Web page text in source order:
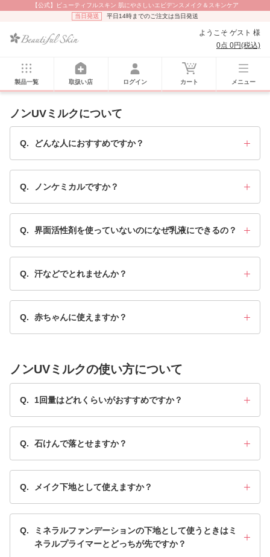
【公式】ビューティフルスキン 肌にやさしいエビデンスメイク＆スキンケア
当日発送
平日14時までのご注文は当日発送
ようこそ ゲスト 様
0点 0円(税込)
製品一覧 取扱い店 ログイン カート メニュー
ノンUVミルクについて
Q. どんな人におすすめですか？
Q. ノンケミカルですか？
Q. 界面活性剤を使っていないのになぜ乳液にできるの？
Q. 汗などでとれませんか？
Q. 赤ちゃんに使えますか？
ノンUVミルクの使い方について
Q. 1回量はどれくらいがおすすめですか？
Q. 石けんで落とせますか？
Q. メイク下地として使えますか？
Q.
ミネラルファンデーションの下地として使うときはミ
ネラルプライマーとどっちが先ですか？